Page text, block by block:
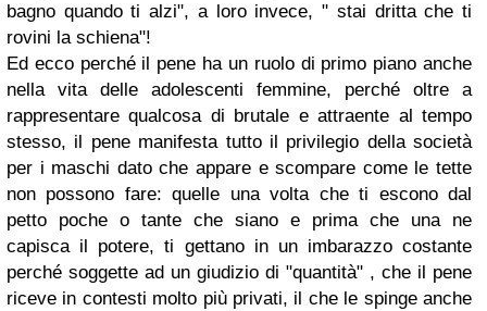
bagno quando ti alzi", a loro invece, " stai dritta che ti
rovini la schiena"!
Ed ecco perché il pene ha un ruolo di primo piano anche
nella vita delle adolescenti femmine, perché oltre a
rappresentare qualcosa di brutale e attraente al tempo
stesso, il pene manifesta tutto il privilegio della società
per i maschi dato che appare e scompare come le tette
non possono fare: quelle una volta che ti escono dal
petto poche o tante che siano e prima che una ne
capisca il potere, ti gettano in un imbarazzo costante
perché soggette ad un giudizio di "quantità" , che il pene
riceve in contesti molto più privati, il che le spinge anche